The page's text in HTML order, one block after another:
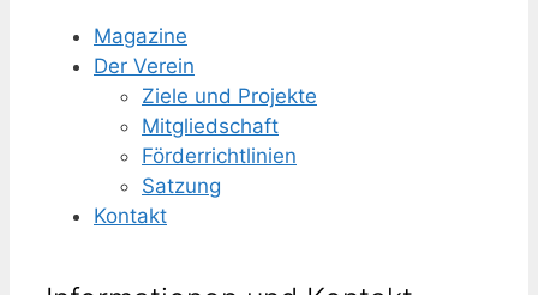
Magazine
Der Verein
Ziele und Projekte
Mitgliedschaft
Förderrichtlinien
Satzung
Kontakt